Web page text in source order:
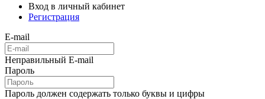
Вход в личный кабинет
Регистрация
E-mail
Неправильный E-mail
Пароль
Пароль должен содержать только буквы и цифры